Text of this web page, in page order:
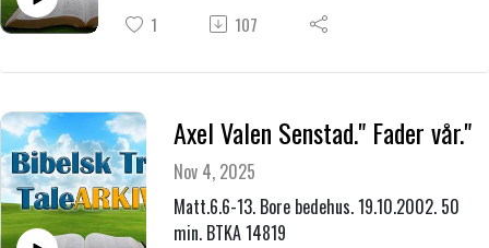
1 107
Axel Valen Senstad." Fader vår."
Nov 4, 2025
Matt.6.6-13. Bore bedehus. 19.10.2002. 50
min. BTKA 14819